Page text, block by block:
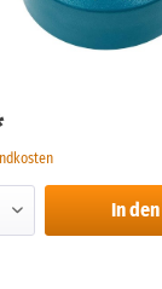
In den